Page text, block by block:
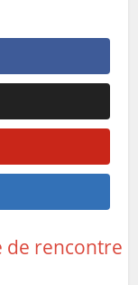
de rencontre